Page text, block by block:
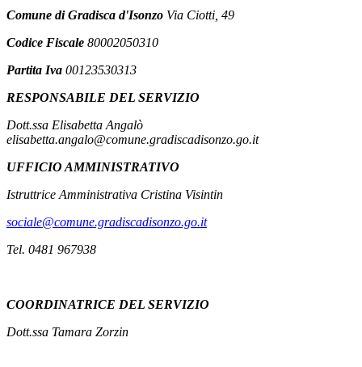
Comune di Gradisca d'Isonzo Via Ciotti, 49
Codice Fiscale 80002050310
Partita Iva 00123530313
RESPONSABILE DEL SERVIZIO
Dott.ssa Elisabetta Angalò
elisabetta.angalo@comune.gradiscadisonzo.go.it
UFFICIO AMMINISTRATIVO
Istruttrice Amministrativa Cristina Visintin
sociale@comune.gradiscadisonzo.go.it
Tel. 0481 967938
COORDINATRICE DEL SERVIZIO
Dott.ssa Tamara Zorzin